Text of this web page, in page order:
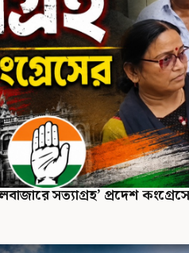
সত্যাগ্রহ’ প্রদেশ